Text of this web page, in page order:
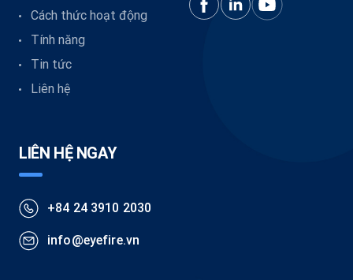
Cách thức hoạt động
Tính năng
Tin tức
Liên hệ
LIÊN HỆ NGAY
+84 24 3910 2030
info@eyefire.vn